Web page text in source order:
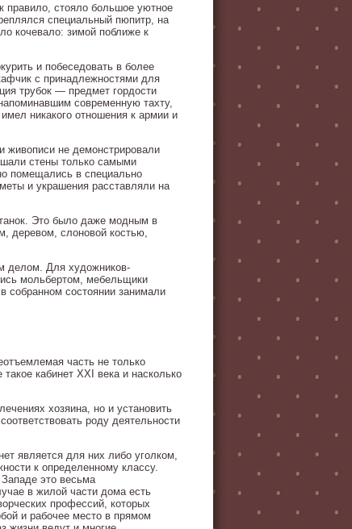
правило, стояло большое уютное
специальный пюпитр, на
кочевало: зимой поближе к
и побеседовать в более
с принадлежностями для
трубок — предмет гордости
современную тахту,
никакого отношения к армии и
живописи не демонстрировали
стены только самыми
помещались в специально
и украшения расставляли на
Это было даже модным в
деревом, слоновой костью,
делом. Для художников-
мольбертом, мебельщики
собранном состоянии занимали
часть не только
кабинет XXI века и насколько
хозяина, но и установить
роду деятельности
является для них либо уголком,
к определенному классу.
это весьма
в жилой части дома есть
профессий, которых
и рабочее место в прямом